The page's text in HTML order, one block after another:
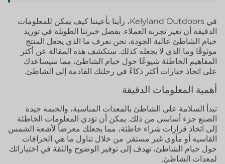
في Kelyland Outdoors، رأينا بأعيننا كيف يمكن للمعلومات
الدقيقة أن تغير تجربة العملاء. بفضل خبرتنا الطويلة في توريد
خيام الشاطئ عالية الجودة، نحن نعرف ما الذي يجعل المنتج
موثوقًا وما الذي لا يجعله كذلك. ستكشف هذه المقالة عن أكثر
المفاهيم الخاطئة شيوعًا حول خيام الشاطئ، مما سيساعدك
على اتخاذ خيارات أكثر ذكاءً في رحلتك القادمة إلى الشاطئ.
أهمية المعلومات الدقيقة
تبدأ السلامة على الشاطئ بالمعدات المناسبة، والخيمة جيدة
الصنع جزء أساسي من ذلك. يمكن أن تؤدي المعلومات الخاطئة
إلى اتخاذ قرارات شراء خاطئة، مما يجعلك معرضاً لأشعة الشمس
القاسية أو مأوى غير مستقر. من خلال تناول ما هي الخرافات
حول خيام الشاطئ، نهدف إلى توفير الوضوح والثقة في اختياراتك
لمعدات الشاطئ.